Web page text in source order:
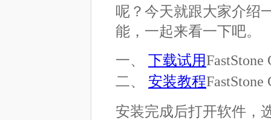
呢？今天就跟大家介绍
能，一起来看一下吧。
一、 下载试用FastStone
二、 安装教程FastStone
安装完成后打开软件，